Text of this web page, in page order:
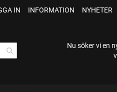
IN INFORMATION NYHETER
Nu söker vi en